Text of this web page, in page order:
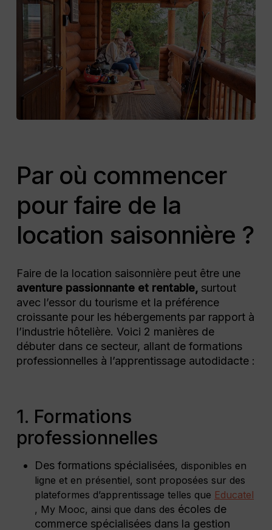
Par où commencer
pour faire de la
location saisonnière ?
Faire de la location saisonnière peut être une
aventure passionnante et rentable,surtout
avec l’essor du tourisme et la préférence
croissante pour les hébergements par rapport à
l’industrie hôtelière. Voici 2 manières de
débuter dans ce secteur, allant de formations
professionnelles à l’apprentissage autodidacte :
1. Formations
professionnelles
Des formations spécialisées, disponibles en
ligne et en présentiel, sont proposées sur des
plateformes d’apprentissage telles que Educatel
, My Mooc, ainsi que dans des écoles de
commerce spécialisées dans la gestion